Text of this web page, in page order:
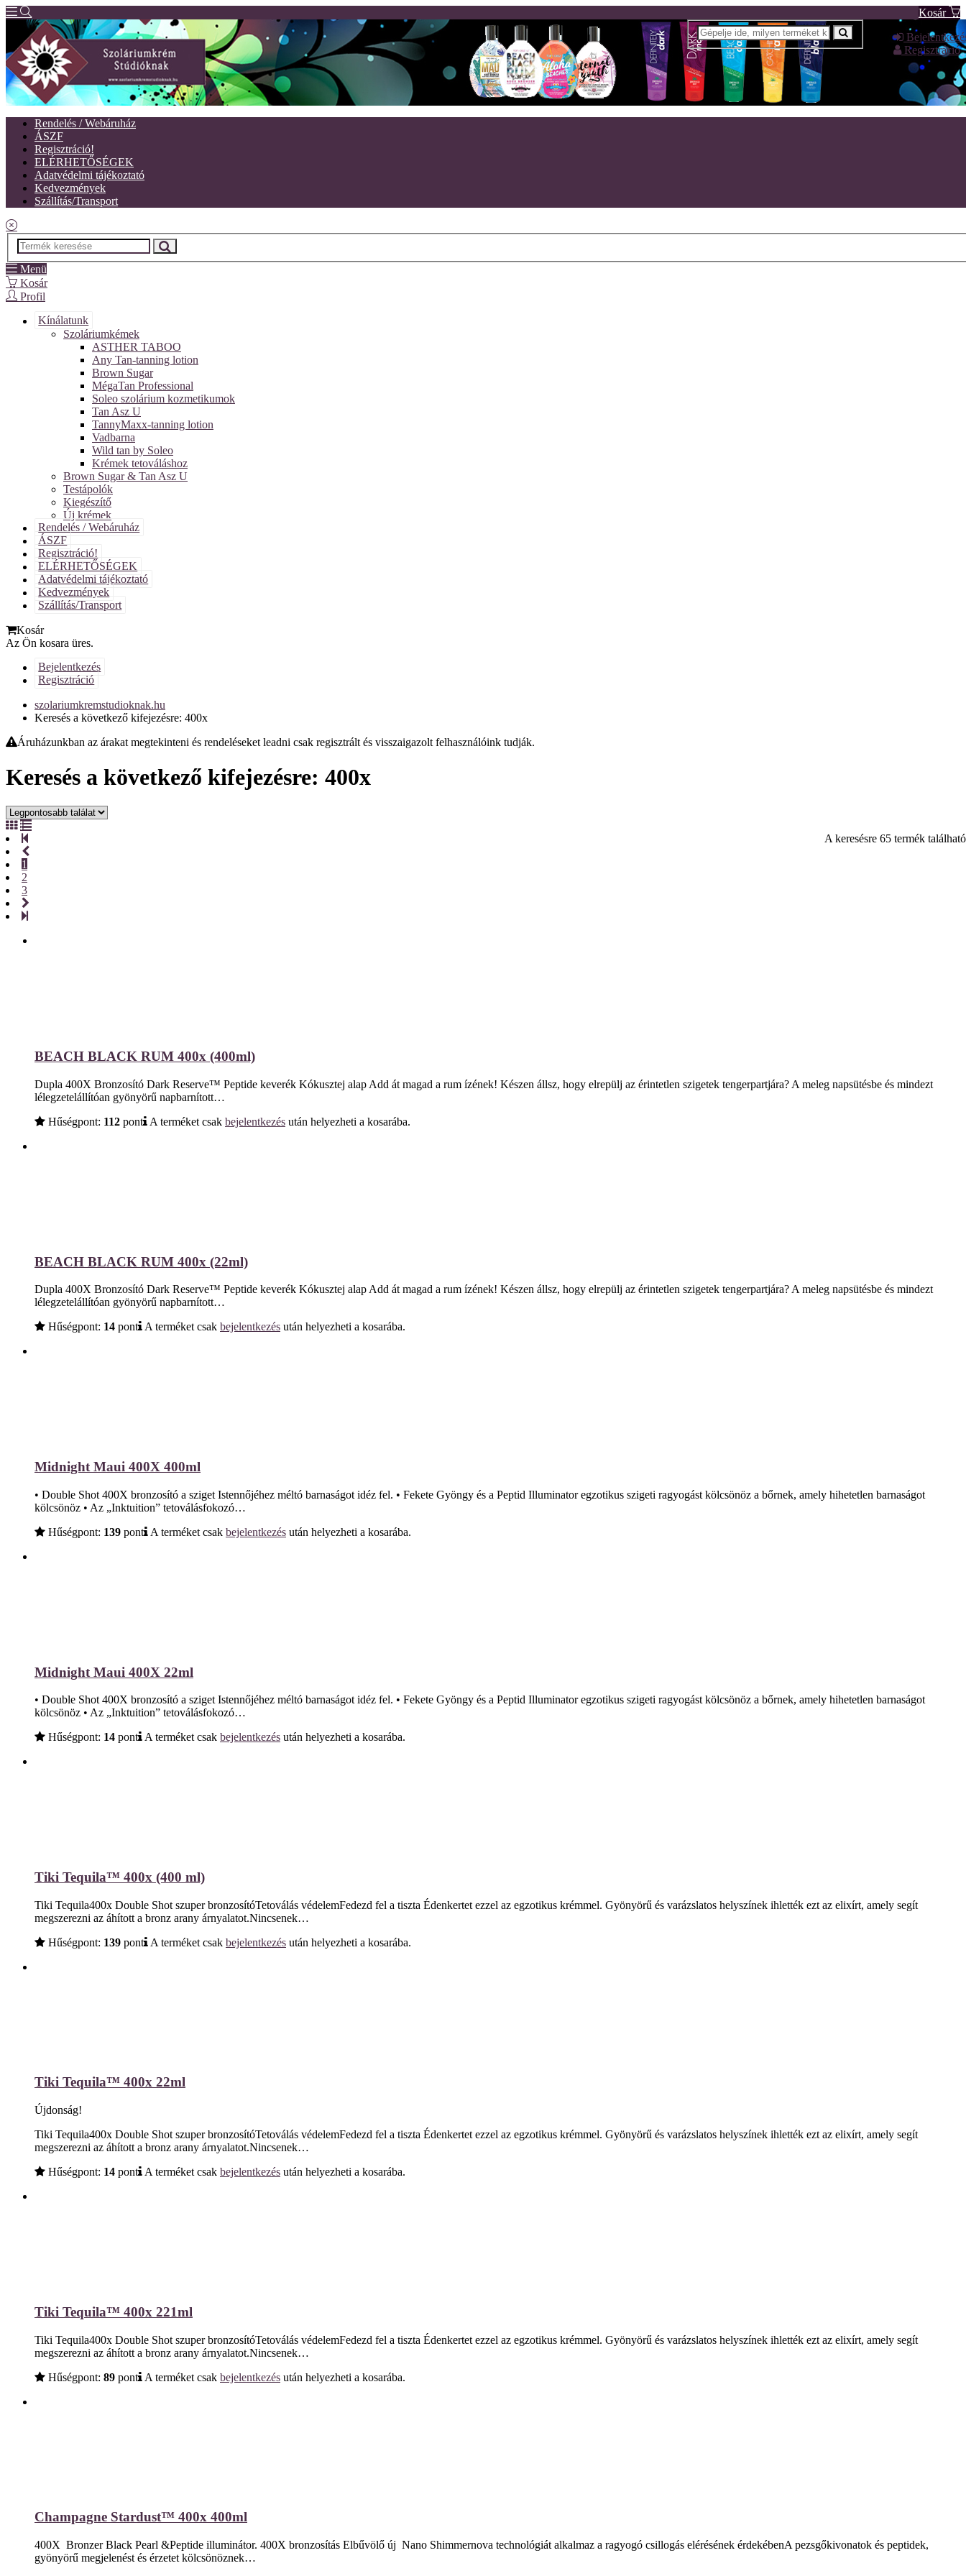
Kosár
Regisztráció
Rendelés / Webáruház
ÁSZF
Regisztráció!
ELÉRHETŐSÉGEK
Adatvédelmi tájékoztató
Kedvezmények
Szállítás/Transport
Menü
Kosár
Profil
Kínálatunk
Szoláriumkémek
ASTHER TABOO
Any Tan-tanning lotion
Brown Sugar
MégaTan Professional
Soleo szolárium kozmetikumok
Tan Asz U
TannyMaxx-tanning lotion
Vadbarna
Wild tan by Soleo
Krémek tetováláshoz
Brown Sugar & Tan Asz U
Testápolók
Kiegészítő
Új krémek
Rendelés / Webáruház
ÁSZF
Regisztráció!
ELÉRHETŐSÉGEK
Adatvédelmi tájékoztató
Kedvezmények
Szállítás/Transport
Kosár
Az Ön kosara üres.
Bejelentkezés
Regisztráció
szolariumkremstudioknak.hu
Keresés a következő kifejezésre: 400x
Áruházunkban az árakat megtekinteni és rendeléseket leadni csak regisztrált és visszaigazolt felhasználóink tudják.
Keresés a következő kifejezésre: 400x
A keresésre 65 termék
1
2
3
BEACH BLACK RUM 400x (400ml)
Dupla 400X Bronzosító Dark Reserve™ Peptide keverék Kókusztej alap Add át magad a rum ízének! Készen állsz, hogy elrepülj az érintetlen szigetek tengerpartjára? A meleg napsütésbe és mindezt
lélegzetelállítóan gyönyörű napbarnított…
Hűségpont: 112 pont A terméket csak bejelentkezés után helyezheti a kosarába.
BEACH BLACK RUM 400x (22ml)
Dupla 400X Bronzosító Dark Reserve™ Peptide keverék Kókusztej alap Add át magad a rum ízének! Készen állsz, hogy elrepülj az érintetlen szigetek tengerpartjára? A meleg napsütésbe és mindezt
lélegzetelállítóan gyönyörű napbarnított…
Hűségpont: 14 pont A terméket csak bejelentkezés után helyezheti a kosarába.
Midnight Maui 400X 400ml
• Double Shot 400X bronzosító a sziget Istennőjéhez méltó barnaságot idéz fel. • Fekete Gyöngy és a Peptid Illuminator egzotikus szigeti ragyogást kölcsönöz a bőrnek, amely hihetetlen barnaságot
kölcsönöz • Az „Inktuition” tetoválásfokozó…
Hűségpont: 139 pont A terméket csak bejelentkezés után helyezheti a kosarába.
Midnight Maui 400X 22ml
• Double Shot 400X bronzosító a sziget Istennőjéhez méltó barnaságot idéz fel. • Fekete Gyöngy és a Peptid Illuminator egzotikus szigeti ragyogást kölcsönöz a bőrnek, amely hihetetlen barnaságot
kölcsönöz • Az „Inktuition” tetoválásfokozó…
Hűségpont: 14 pont A terméket csak bejelentkezés után helyezheti a kosarába.
Tiki Tequila™ 400x (400 ml)
Tiki Tequila400x Double Shot szuper bronzosítóTetoválás védelemFedezd fel a tiszta Édenkertet ezzel az egzotikus krémmel. Gyönyörű és varázslatos helyszínek ihlették ezt az elixírt, amely segít
megszerezni az áhított a bronz arany árnyalatot.Nincsenek…
Hűségpont: 139 pont A terméket csak bejelentkezés után helyezheti a kosarába.
Tiki Tequila™ 400x 22ml
Újdonság!
Tiki Tequila400x Double Shot szuper bronzosítóTetoválás védelemFedezd fel a tiszta Édenkertet ezzel az egzotikus krémmel. Gyönyörű és varázslatos helyszínek ihlették ezt az elixírt, amely segít
megszerezni az áhított a bronz arany árnyalatot.Nincsenek…
Hűségpont: 14 pont A terméket csak bejelentkezés után helyezheti a kosarába.
Tiki Tequila™ 400x 221ml
Tiki Tequila400x Double Shot szuper bronzosítóTetoválás védelemFedezd fel a tiszta Édenkertet ezzel az egzotikus krémmel. Gyönyörű és varázslatos helyszínek ihlették ezt az elixírt, amely segít
megszerezni az áhított a bronz arany árnyalatot.Nincsenek…
Hűségpont: 89 pont A terméket csak bejelentkezés után helyezheti a kosarába.
Champagne Stardust™ 400x 400ml
400X Bronzer Black Pearl &Peptide illuminátor. 400X bronzosítás Elbűvölő új Nano Shimmernova technológiát alkalmaz a ragyogó csillogás elérésének érdekébenA pezsgőkivonatok és peptidek,
gyönyörű megjelenést és érzetet kölcsönöznek…